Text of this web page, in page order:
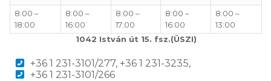
8:00 –
18:00
8:00 –
16:00
8:00 –
17:00
8:00 –
16:00
8:00 –
13:00
1042 István út 15. fsz.(ÜSZI)
+36 1 231-3101/277, +36 1 231-3235,
+36 1 231-3101/266